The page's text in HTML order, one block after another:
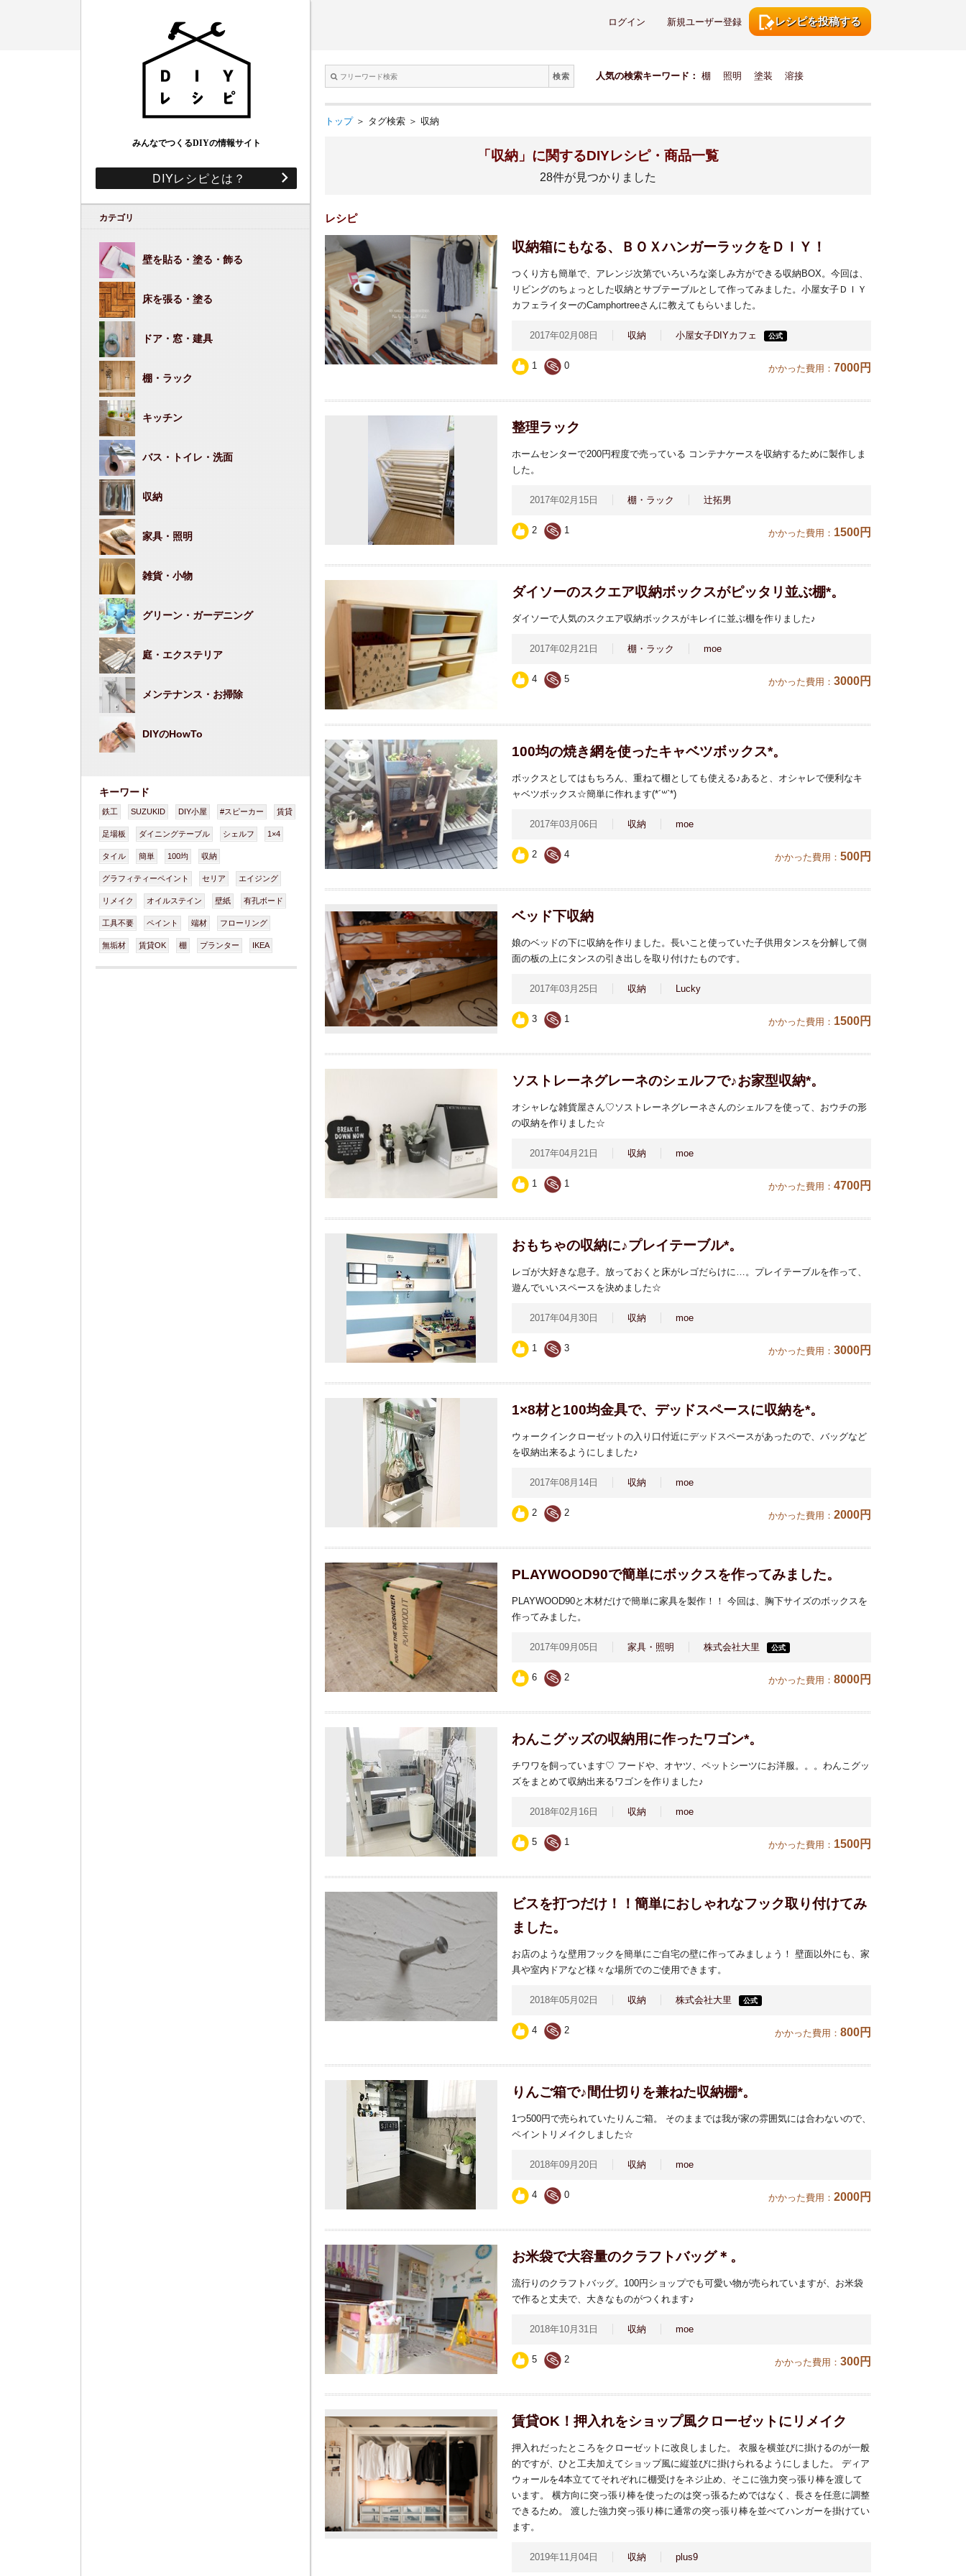
みんなでつくるDIYの情報サイト
DIYレシピとは？
カテゴリ
壁を貼る・塗る・飾る
床を張る・塗る
ドア・窓・建具
棚・ラック
キッチン
バス・トイレ・洗面
収納
家具・照明
雑貨・小物
グリーン・ガーデニング
庭・エクステリア
メンテナンス・お掃除
DIYのHowTo
キーワード
鉄工 SUZUKID DIY小屋 #スピーカー 賃貸
足場板 ダイニングテーブル シェルフ 1×4
タイル 簡単 100均 収納
グラフィティーペイント セリア エイジング
リメイク オイルステイン 壁紙 有孔ボード
工具不要 ペイント 端材 フローリング
無垢材 賃貸OK 棚 プランター IKEA
レシピを投稿する
新規ユーザー登録
ログイン
検索 人気の検索キーワード： 棚 照明 塗装 溶接
トップ＞ タグ検索 ＞ 収納
「収納」に関するDIYレシピ・商品一覧
28件が見つかりました
レシピ
収納箱にもなる、ＢＯＸハンガーラックをＤＩＹ！
つくり方も簡単で、アレンジ次第でいろいろな楽しみ方ができる収納BOX。今回は、
リビングのちょっとした収納とサブテーブルとして作ってみました。小屋女子ＤＩＹ
カフェライターのCamphortreeさんに教えてもらいました。
2017年02月08日 収納 小屋女子DIYカフェ 公式
1 0 かかった費用： 7000円
整理ラック
ホームセンターで200円程度で売っている コンテナケースを収納するために製作しま
した。
2017年02月15日 棚・ラック 辻拓男
2 1 かかった費用： 1500円
ダイソーのスクエア収納ボックスがピッタリ並ぶ棚*。
ダイソーで人気のスクエア収納ボックスがキレイに並ぶ棚を作りました♪
2017年02月21日 棚・ラック moe
4 5 かかった費用： 3000円
100均の焼き網を使ったキャベツボックス*。
ボックスとしてはもちろん、重ねて棚としても使える♪あると、オシャレで便利なキ
ャベツボックス☆簡単に作れます(*´꒳`*)
2017年03月06日 収納 moe
2 4 かかった費用： 500円
ベッド下収納
娘のベッドの下に収納を作りました。長いこと使っていた子供用タンスを分解して側
面の板の上にタンスの引き出しを取り付けたものです。
2017年03月25日 収納 Lucky
3 1 かかった費用： 1500円
ソストレーネグレーネのシェルフで♪お家型収納*。
オシャレな雑貨屋さん♡ソストレーネグレーネさんのシェルフを使って、おウチの形
の収納を作りました☆
2017年04月21日 収納 moe
1 1 かかった費用： 4700円
おもちゃの収納に♪プレイテーブル*。
レゴが大好きな息子。放っておくと床がレゴだらけに…。プレイテーブルを作って、
遊んでいいスペースを決めました☆
2017年04月30日 収納 moe
1 3 かかった費用： 3000円
1×8材と100均金具で、デッドスペースに収納を*。
ウォークインクローゼットの入り口付近にデッドスペースがあったので、バッグなど
を収納出来るようにしました♪
2017年08月14日 収納 moe
2 2 かかった費用： 2000円
PLAYWOOD90で簡単にボックスを作ってみました。
PLAYWOOD90と木材だけで簡単に家具を製作！！ 今回は、胸下サイズのボックスを
作ってみました。
2017年09月05日 家具・照明 株式会社大里 公式
6 2 かかった費用： 8000円
わんこグッズの収納用に作ったワゴン*。
チワワを飼っています♡ フードや、オヤツ、ペットシーツにお洋服。。。わんこグッ
ズをまとめて収納出来るワゴンを作りました♪
2018年02月16日 収納 moe
5 1 かかった費用： 1500円
ビスを打つだけ！！簡単におしゃれなフック取り付けてみ
ました。
お店のような壁用フックを簡単にご自宅の壁に作ってみましょう！ 壁面以外にも、家
具や室内ドアなど様々な場所でのご使用できます。
2018年05月02日 収納 株式会社大里 公式
4 2 かかった費用： 800円
りんご箱で♪間仕切りを兼ねた収納棚*。
1つ500円で売られていたりんご箱。 そのままでは我が家の雰囲気には合わないので、
ペイントリメイクしました☆
2018年09月20日 収納 moe
4 0 かかった費用： 2000円
お米袋で大容量のクラフトバッグ＊。
流行りのクラフトバッグ。100円ショップでも可愛い物が売られていますが、お米袋
で作ると丈夫で、大きなものがつくれます♪
2018年10月31日 収納 moe
5 2 かかった費用： 300円
賃貸OK！押入れをショップ風クローゼットにリメイク
押入れだったところをクローゼットに改良しました。 衣服を横並びに掛けるのが一般
的ですが、ひと工夫加えてショップ風に縦並びに掛けられるようにしました。 ディア
ウォールを4本立ててそれぞれに棚受けをネジ止め、そこに強力突っ張り棒を渡して
います。 横方向に突っ張り棒を使ったのは突っ張るためではなく、長さを任意に調整
できるため。 渡した強力突っ張り棒に通常の突っ張り棒を並べてハンガーを掛けてい
ます。
2019年11月04日 収納 plus9